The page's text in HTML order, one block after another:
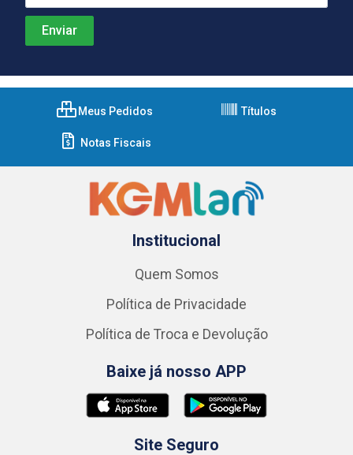
Meus Pedidos Títulos
Notas Fiscais
Institucional
Quem Somos
Política de Privacidade
Política de Troca e Devolução
Baixe já nosso APP
Site Seguro